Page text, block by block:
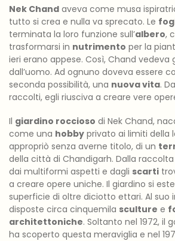
Nek Chand aveva come musa
tutto si crea e nulla va sprecato. Le
terminata la loro funzione sull’albero,
trasformarsi in nutrimento per la
ieri erano appese. Così, Chand vedeva
dall’uomo. Ad ognuno doveva essere
seconda possibilità, una nuova vita.
raccolti, egli riusciva a creare vere
Il giardino roccioso di Nek Chand,
come una hobby privato ai limiti della
appropriò senza averne titolo, di un
della città di Chandigarh. Dalla raccolta
dai multiformi aspetti e dagli scarti
a creare opere uniche. Il giardino si
superficie di oltre diciotto ettari. Al suo
disposte circa cinquemila sculture e
architettoniche. Soltanto nel 1972, il
ha scoperto questa meraviglia e nel